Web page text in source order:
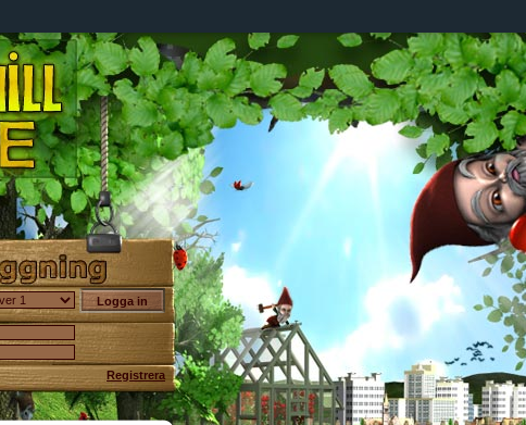
Registrera